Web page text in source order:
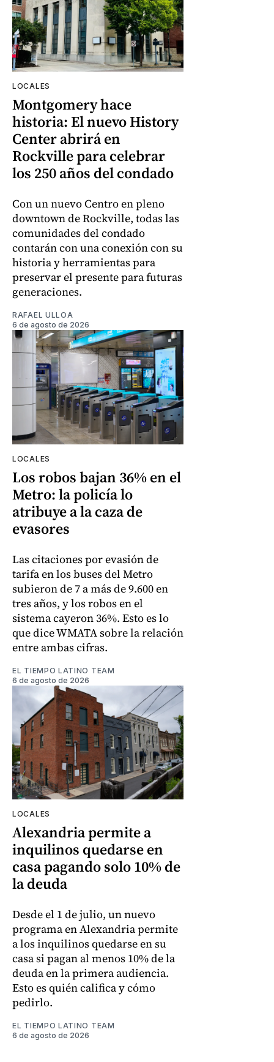
LOCALES
Montgomery hace
historia: El nuevo History
Center abrirá en
Rockville para celebrar
los 250 años del condado
Con un nuevo Centro en pleno
downtown de Rockville, todas las
comunidades del condado
contarán con una conexión con su
historia y herramientas para
preservar el presente para futuras
generaciones.
RAFAEL ULLOA
6 de agosto de 2026
LOCALES
Los robos bajan 36% en el
Metro: la policía lo
atribuye a la caza de
evasores
Las citaciones por evasión de
tarifa en los buses del Metro
subieron de 7 a más de 9.600 en
tres años, y los robos en el
sistema cayeron 36%. Esto es lo
que dice WMATA sobre la relación
entre ambas cifras.
EL TIEMPO LATINO TEAM
6 de agosto de 2026
LOCALES
Alexandria permite a
inquilinos quedarse en
casa pagando solo 10% de
la deuda
Desde el 1 de julio, un nuevo
programa en Alexandria permite
a los inquilinos quedarse en su
casa si pagan al menos 10% de la
deuda en la primera audiencia.
Esto es quién califica y cómo
pedirlo.
EL TIEMPO LATINO TEAM
6 de agosto de 2026